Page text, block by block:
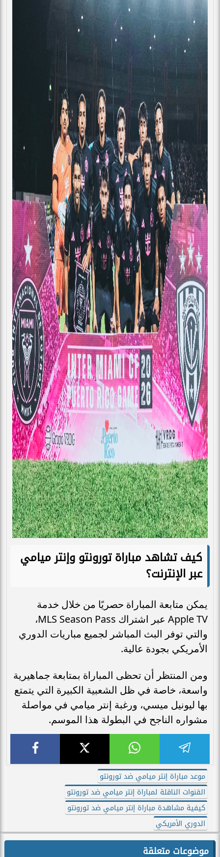
كيف تشاهد مباراة تورونتو وإنتر ميامي
عبر الإنترنت؟
يمكن متابعة المباراة حصريًا من خلال خدمة
Apple TV عبر اشتراك MLS Season Pass،
والتي توفر البث المباشر لجميع مباريات الدوري
الأمريكي بجودة عالية.
ومن المنتظر أن تحظى المباراة بمتابعة جماهيرية
واسعة، خاصة في ظل الشعبية الكبيرة التي يتمتع
بها ليونيل ميسي، ورغبة إنتر ميامي في مواصلة
مشواره الناجح في البطولة هذا الموسم.
موعد مباراة إنتر ميامي ضد تورونتو
القنوات الناقلة لمباراة إنتر ميامي ضد تورونتو
كيفية مشاهدة مباراة إنتر ميامي ضد تورونتو
الدوري الأمريكي
موضوعات متعلقة